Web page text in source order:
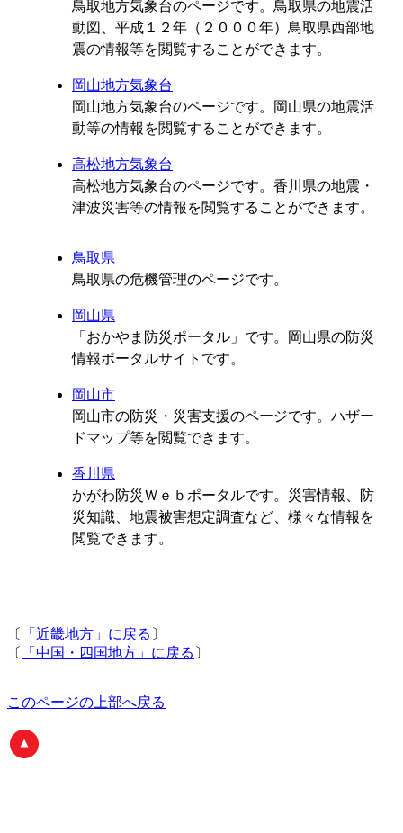
鳥取地方気象台のページです。鳥取県の地震活
動図、平成１２年（２０００年）鳥取県西部地
震の情報等を閲覧することができます。
岡山地方気象台
岡山地方気象台のページです。岡山県の地震活
動等の情報を閲覧することができます。
高松地方気象台
高松地方気象台のページです。香川県の地震・
津波災害等の情報を閲覧することができます。
鳥取県
鳥取県の危機管理のページです。
岡山県
「おかやま防災ポータル」です。岡山県の防災
情報ポータルサイトです。
岡山市
岡山市の防災・災害支援のページです。ハザー
ドマップ等を閲覧できます。
香川県
かがわ防災Ｗｅｂポータルです。災害情報、防
災知識、地震被害想定調査など、様々な情報を
閲覧できます。
〔 「近畿地方」に戻る 〕
〔
「中国・四国地方」に戻る 〕
このページの上部へ戻る